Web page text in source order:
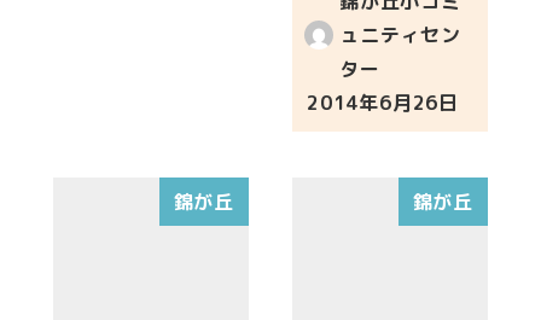
ュニティセン
ター
投稿日
2014年6月26日
錦が丘 錦が丘